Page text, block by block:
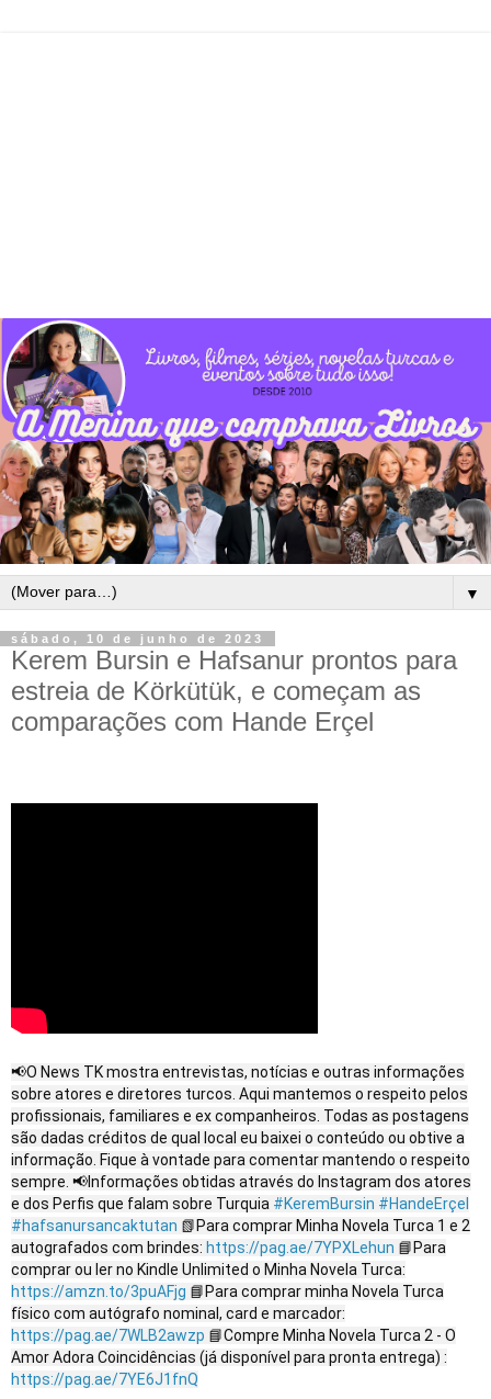
▼
sábado, 10 de junho de 2023
Kerem Bursin e Hafsanur prontos para
estreia de Körkütük, e começam as
comparações com Hande Erçel
📢O News TK mostra entrevistas, notícias e outras informações
sobre atores e diretores turcos. Aqui mantemos o respeito pelos
profissionais, familiares e ex companheiros. Todas as postagens
são dadas créditos de qual local eu baixei o conteúdo ou obtive a
informação. Fique à vontade para comentar mantendo o respeito
sempre. 📢Informações obtidas através do Instagram dos atores
e dos Perfis que falam sobre Turquia #KeremBursin #HandeErçel
#hafsanursancaktutan 📗Para comprar Minha Novela Turca 1 e 2
autografados com brindes: https://pag.ae/7YPXLehun 📘Para
comprar ou ler no Kindle Unlimited o Minha Novela Turca:
https://amzn.to/3puAFjg 📘Para comprar minha Novela Turca
físico com autógrafo nominal, card e marcador:
https://pag.ae/7WLB2awzp 📘Compre Minha Novela Turca 2 - O
Amor Adora Coincidências (já disponível para pronta entrega) :
https://pag.ae/7YE6J1fnQ